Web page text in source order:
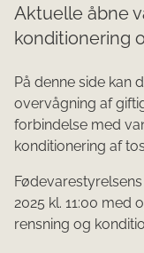
Aktuelle åbne
konditionering
På denne side kan
overvågning af
forbindelse med
konditionering af
2025 kl. 11:00 med
rensning og